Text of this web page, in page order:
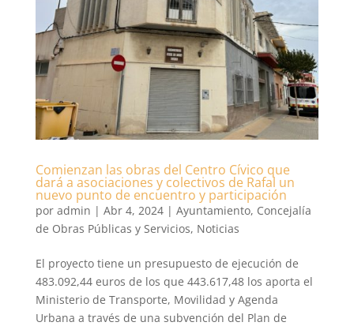
Comienzan las obras del Centro Cívico que
dará a asociaciones y colectivos de Rafal un
nuevo punto de encuentro y participación
por admin | Abr 4, 2024| Ayuntamiento, Concejalía
de Obras Públicas y Servicios, Noticias
El proyecto tiene un presupuesto de ejecución de
483.092,44 euros de los que 443.617,48 los aporta el
Ministerio de Transporte, Movilidad y Agenda
Urbana a través de una subvención del Plan de